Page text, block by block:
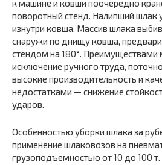
к машине и ковши пооче­редно
поворотный стенд. Налипший шлак
изнутри ковша. Массив шлака
снаружи по днищу ковша,
стендом на 180°.
исключение ручного труда,
высокие производительность и
недостатками — снижение
ударов.
Особенностью уборки шлака за
применение шлаковозов на
грузоподъемностью от 10 до 100 т.